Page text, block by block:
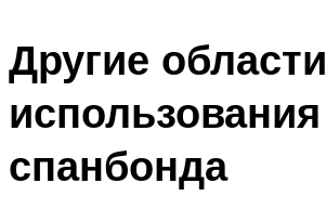
Другие области
использования
спанбонда